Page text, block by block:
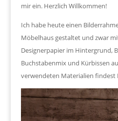
mir ein. Herzlich Willkommen!
Ich habe heute einen
Möbelhaus gestaltet und zwar
Designerpapier im Hintergrund,
Buchstabenmix und Kürbissen
verwendeten Materialien findest